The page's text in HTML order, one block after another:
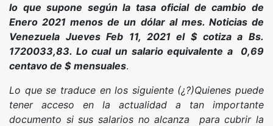
lo que supone según la tasa oficial de cambio de
Enero 2021 menos de un dólar al mes. Noticias de
Venezuela Jueves Feb 11, 2021 el $ cotiza a Bs.
1720033,83. Lo cual un salario equivalente a 0,69
centavo de $ mensuales.
Lo que se traduce en los siguiente (¿?)Quienes puede
tener acceso en la actualidad a tan importante
documento si sus salarios no alcanza para cubrir la